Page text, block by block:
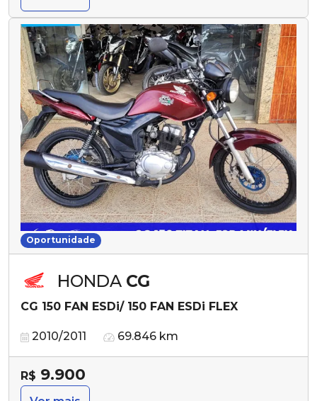
Oportunidade
HONDA CG
CG 150 FAN ESDi/ 150 FAN ESDi FLEX
2010/2011 69.846 km
R$ 9.900